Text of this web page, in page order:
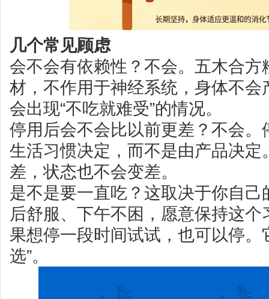
几个常见顾虑
会不会有依赖性？不会。五木合方
材，不作用于神经系统，身体不会
会出现“不吃就难受”的情况。
停用后会不会比以前更差？不会。
生活习惯决定，而不是由产品决定
差，状态也不会变差。
是不是要一直吃？这取决于你自
后舒服、下午不困，愿意保持这
果想停一段时间试试，也可以停。
选”。